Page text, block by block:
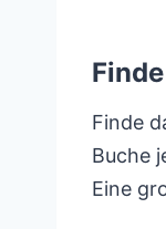
Finde
Buche
Eine